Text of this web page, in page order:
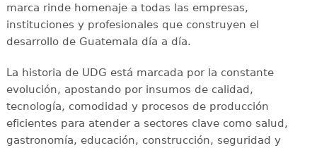
marca rinde homenaje a todas las empresas,
instituciones y profesionales que construyen el
desarrollo de Guatemala día a día.
La historia de UDG está marcada por la constante
evolución, apostando por insumos de calidad,
tecnología, comodidad y procesos de producción
eficientes para atender a sectores clave como salud,
gastronomía, educación, construcción, seguridad y